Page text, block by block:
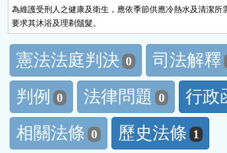
為維護受刑人之健康及衛生，應依季節供應冷熱水及清潔所
要求其沐浴及理剃鬚髮。
憲法法庭判決 0
司法解釋
判例
0 法律問題 0
行政
相關法條 0 歷史法條 1